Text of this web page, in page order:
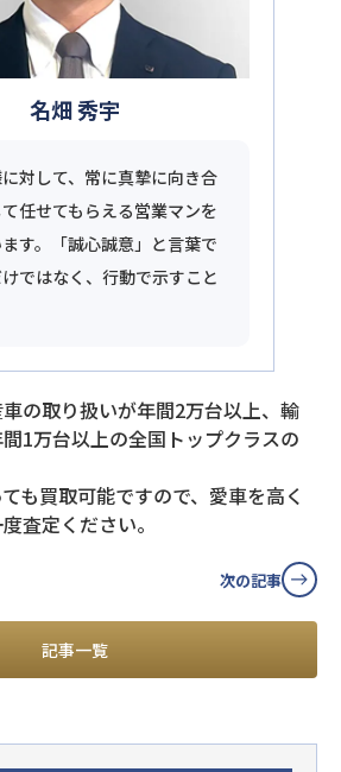
名畑 秀宇
対して、常に真摯に向き合
任せてもらえる営業マンを
す。「誠心誠意」と言葉で
ではなく、行動で示すこと
の取り扱いが年間2万台以上、輸
1万台以上の全国トップクラスの
も買取可能ですので、愛車を高く
査定ください。
記事一覧
次の記事